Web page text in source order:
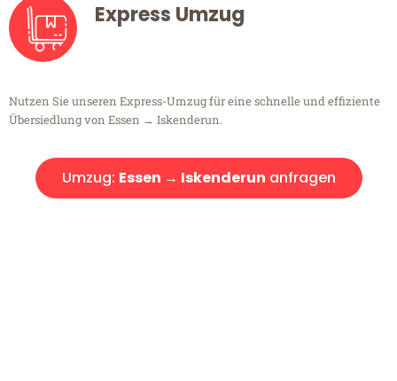
Express Umzug
Nutzen Sie unseren Express-Umzug für eine schnelle und effiziente
Übersiedlung von Essen → Iskenderun.
Umzug: Essen → Iskenderun anfragen